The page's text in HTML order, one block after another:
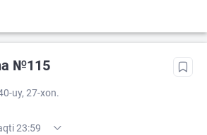
№115
uy, 27-xon.
23:59